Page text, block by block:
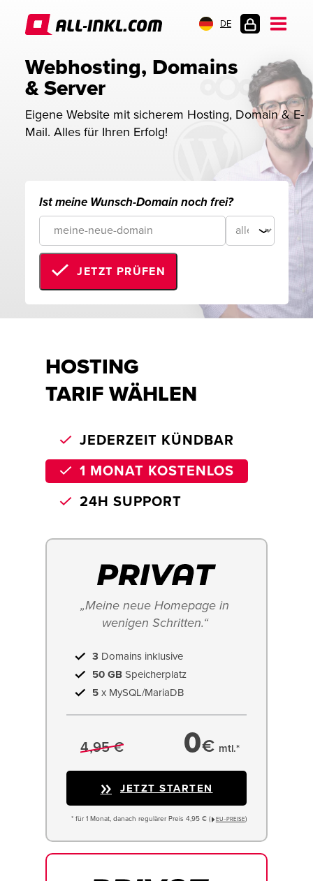
DE
Webhosting, Domains
& Server
Eigene Website mit sicherem Hosting, Domain & E-
Mail. Alles für Ihren Erfolg!
Ist meine Wunsch-Domain noch frei?
JETZT PRÜFEN
HOSTING
TARIF WÄHLEN
JEDERZEIT KÜNDBAR
1 MONAT KOSTENLOS
24H SUPPORT
„Meine neue Homepage in
wenigen Schritten.“
3 Domains inklusive
50 GB Speicherplatz
5 x MySQL/MariaDB
4,95 € 0€ mtl.*
JETZT STARTEN
* für 1 Monat, danach regulärer Preis 4,95 € ( EU−PREISE)